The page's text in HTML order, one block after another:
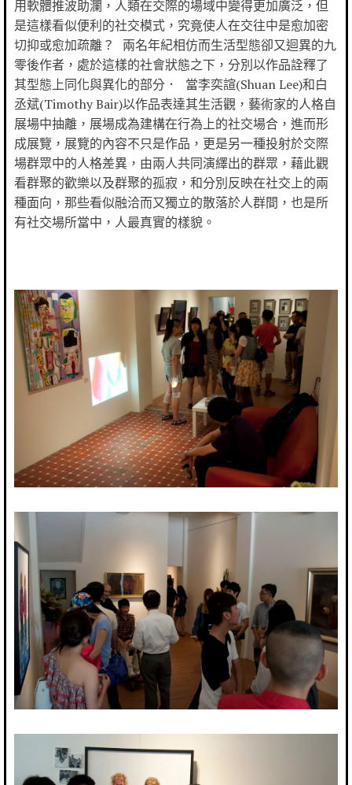
用軟體推波助瀾，人類在交際的場域中變得更加廣泛，但
是這樣看似便利的社交模式，究竟使人在交往中是愈加密
切抑或愈加疏離？ 兩名年紀相仿而生活型態卻又迴異的九
零後作者，處於這樣的社會狀態之下，分別以作品詮釋了
其型態上同化與異化的部分． 當李奕諠(Shuan Lee)和白
丞斌(Timothy Bair)以作品表達其生活觀，藝術家的人格自
展場中抽離，展場成為建構在行為上的社交場合，進而形
成展覽，展覽的內容不只是作品，更是另一種投射於交際
場群眾中的人格差異，由兩人共同演繹出的群眾，藉此觀
看群聚的歡樂以及群聚的孤寂，和分別反映在社交上的兩
種面向，那些看似融洽而又獨立的散落於人群間，也是所
有社交場所當中，人最真實的樣貌。